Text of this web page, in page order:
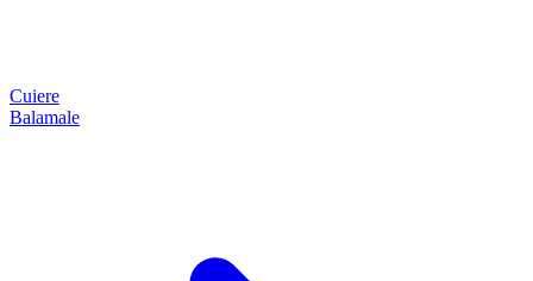
Cuiere
Balamale